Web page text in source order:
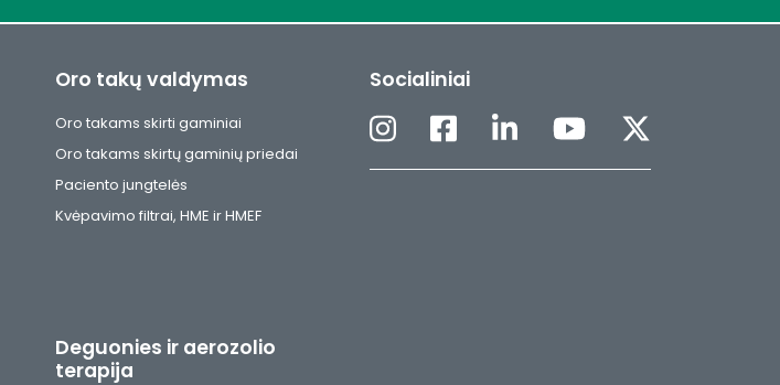
Oro takų valdymas
Oro takams skirti gaminiai
Oro takams skirtų gaminių priedai
Paciento jungtelės
Kvėpavimo filtrai, HME ir HMEF
Deguonies ir aerozolio
terapija
Socialiniai